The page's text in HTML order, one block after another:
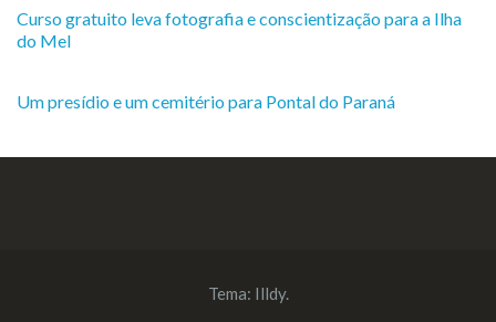
Curso gratuito leva fotografia e conscientização para a Ilha
do Mel
Um presídio e um cemitério para Pontal do Paraná
Tema: Illdy.